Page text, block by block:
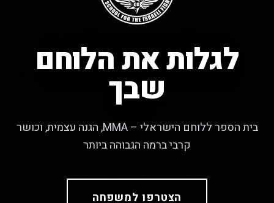
לגלות את הלוחם
שבך
בית הספר ללוחם הישראלי – MMA, הגנה עצמית, וכושר
קרבי ברמה הגבוהה ביותר
הצטרפו למשפחה